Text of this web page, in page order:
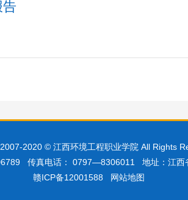
2020 © 江西环境工程职业学院 All Rights
传真电话： 0797—8306011 地址：江西
赣ICP备12001588
网站地图